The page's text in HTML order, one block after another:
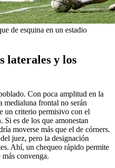
de esquina en un estadio
laterales y los
Con poca amplitud en la
medialuna frontal no serán
un criterio permisivo con el
Si es de los que amonestan
moverse más que el de córners.
juez, pero la designación
Ahí, un chequeo rápido permite
convenga.